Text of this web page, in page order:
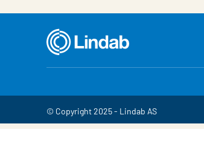
© Copyright 2025 - Lindab AS